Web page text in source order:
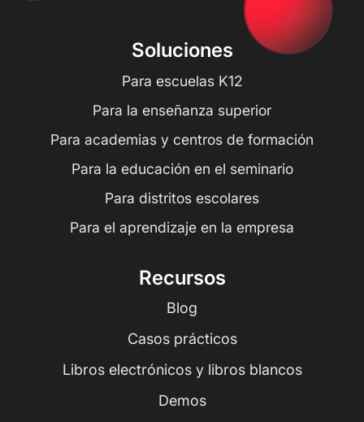
Soluciones
Para escuelas K12
Para la enseñanza superior
Para academias y centros de formación
Para la educación en el seminario
Para distritos escolares
Para el aprendizaje en la empresa
Recursos
Blog
Casos prácticos
Libros electrónicos y libros blancos
Demos